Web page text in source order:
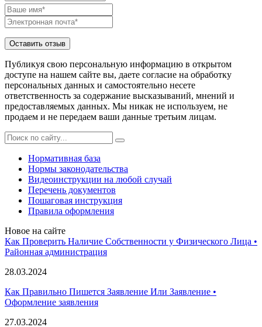
Публикуя свою персональную информацию в открытом
доступе на нашем сайте вы, даете согласие на обработку
персональных данных и самостоятельно несете
ответственность за содержание высказываний, мнений и
предоставляемых данных. Мы никак не используем, не
продаем и не передаем ваши данные третьим лицам.
Нормативная база
Нормы законодательства
Видеоинструкции на любой случай
Перечень документов
Пошаговая инструкция
Правила оформления
Новое на сайте
Как Проверить Наличие Собственности у Физического Лица •
Paйoннaя aдминиcтpaция
28.03.2024
Как Правильно Пишется Заявление Или Заявление •
Оформление заявления
27.03.2024